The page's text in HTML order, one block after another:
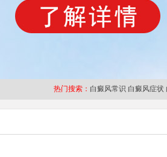
热门搜索： 白癜风常识 白癜风症状